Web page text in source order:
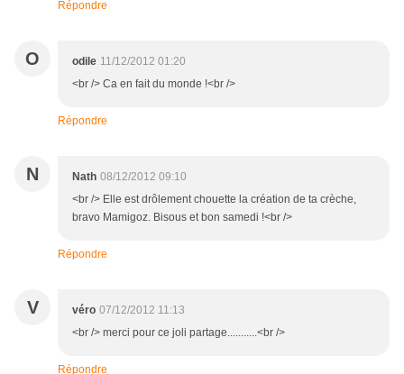
Répondre
O odile 11/12/2012 01:20
<br /> Ca en fait du monde !<br />
Répondre
N Nath 08/12/2012 09:10
<br /> Elle est drôlement chouette la création de ta crèche,
bravo Mamigoz. Bisous et bon samedi !<br />
Répondre
V véro 07/12/2012 11:13
<br /> merci pour ce joli partage...........<br />
Répondre